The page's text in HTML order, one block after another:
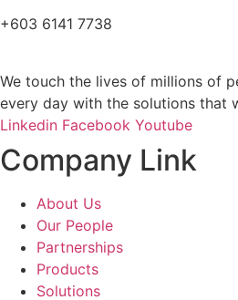
+603 6141 7738
We touch the lives of millions of
every day with the solutions that
Linkedin Facebook Youtube
Company Link
About Us
Our People
Partnerships
Products
Solutions